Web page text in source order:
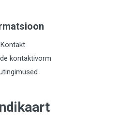
Kontakt
kontaktivorm